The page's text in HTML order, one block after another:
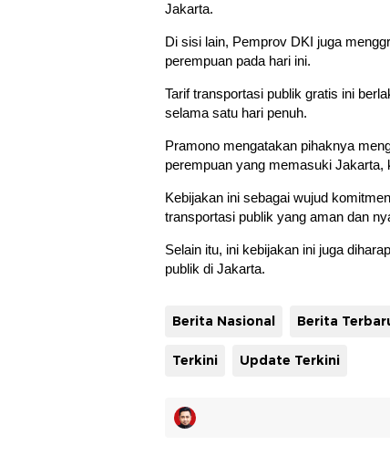
Jakarta.
Di sisi lain, Pemprov DKI juga
perempuan pada hari ini.
Tarif transportasi publik gratis ini
selama satu hari penuh.
Pramono mengatakan pihaknya
perempuan yang memasuki Jakarta,
Kebijakan ini sebagai wujud
transportasi publik yang aman dan
Selain itu, ini kebijakan ini juga
publik di Jakarta.
Berita Nasional Berita
Terkini Update Terkini